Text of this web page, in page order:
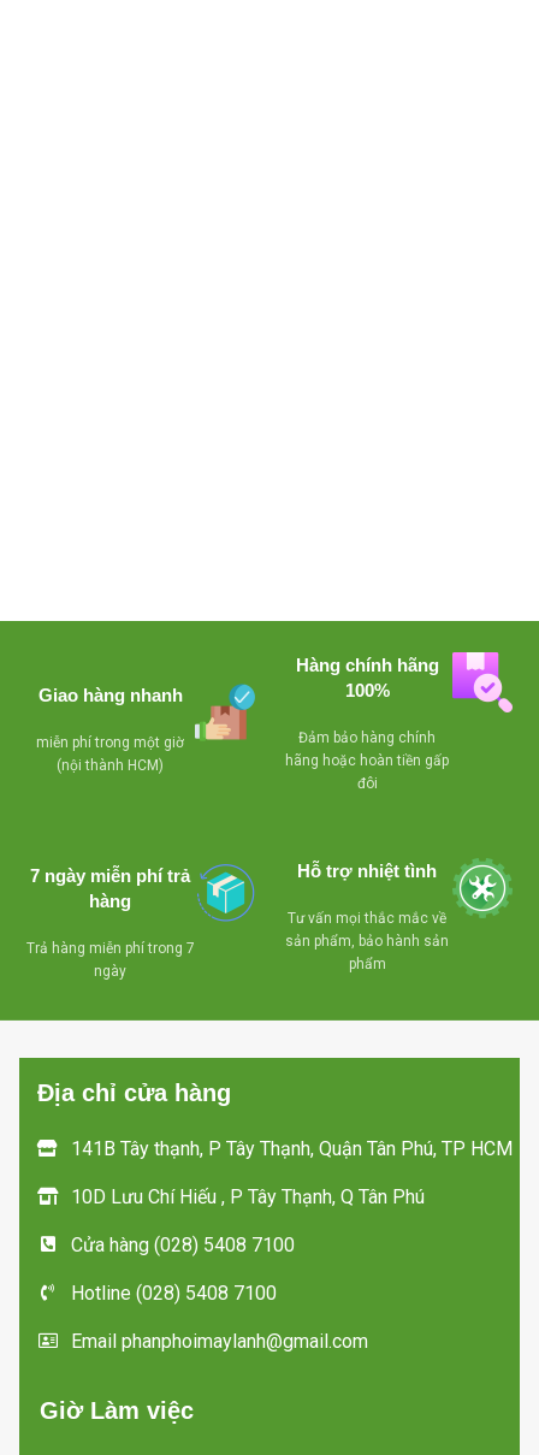
Giao hàng nhanh
miễn phí trong một giờ
(nội thành HCM)
Hàng chính hãng
100%
Đảm bảo hàng chính
hãng hoặc hoàn tiền gấp
đôi
7 ngày miễn phí trả
hàng
Trả hàng miễn phí trong 7
ngày
Hỗ trợ nhiệt tình
Tư vấn mọi thắc mắc về
sản phẩm, bảo hành sản
phẩm
Địa chỉ cửa hàng
141B Tây thạnh, P Tây Thạnh, Quận Tân Phú, TP HCM
10D Lưu Chí Hiếu , P Tây Thạnh, Q Tân Phú
Cửa hàng (028) 5408 7100
Hotline (028) 5408 7100
Email phanphoimaylanh@gmail.com
Giờ Làm việc